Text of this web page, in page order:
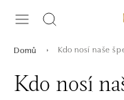
Domů Kdo nosí naše
Kdo nosí